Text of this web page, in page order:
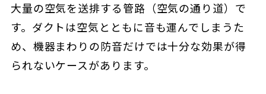
大量の空気を送排する管路（空気の通り道）で
す。ダクトは空気とともに音も運んでしまうた
め、機器まわりの防音だけでは十分な効果が得
られないケースがあります。